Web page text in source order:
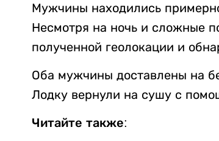
Мужчины находились
Несмотря на ночь и сложные
полученной геолокации и
Оба мужчины доставлены на
Лодку вернули на сушу с
Читайте также: